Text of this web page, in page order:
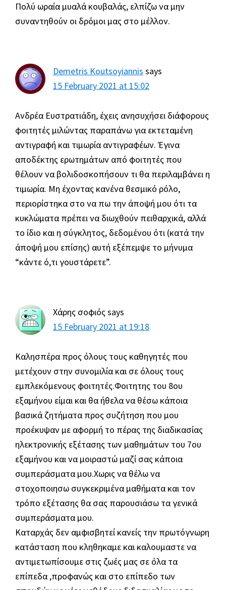
Πολύ ωραία μυαλά κουβαλάς, ελπίζω να μην
συναντηθούν οι δρόμοι μας στο μέλλον.
Demetris Koutsoyiannis says
15 February 2021 at 15:02
Ανδρέα Ευστρατιάδη, έχεις ανησυχήσει διάφορους
φοιτητές μιλώντας παραπάνω για εκτεταμένη
αντιγραφή και τιμωρία αντιγραφέων. Έγινα
αποδέκτης ερωτημάτων από φοιτητές που
θέλουν να βολιδοσκοπήσουν τι θα περιλαμβάνει η
τιμωρία. Μη έχοντας κανένα θεσμικό ρόλο,
περιορίστηκα στο να πω την άποψή μου ότι τα
κυκλώματα πρέπει να διωχθούν πειθαρχικά, αλλά
το ίδιο και η σύγκλητος, δεδομένου ότι (κατά την
άποψή μου επίσης) αυτή εξέπεμψε το μήνυμα
“κάντε ό,τι γουστάρετε”.
Χάρης σοφιόςsays
15 February 2021 at 19:18
Καλησπέρα προς όλους τους καθηγητές που
μετέχουν στην συνομιλία και σε όλους τους
εμπλεκόμενους φοιτητές.Φοιτητης του 8ου
εξαμήνου είμαι και θα ήθελα να θέσω κάποια
βασικά ζητήματα προς συζήτηση που μου
προέκυψαν με αφορμή το πέρας της διαδικασίας
ηλεκτρονικής εξέτασης των μαθημάτων του 7ου
εξαμήνου και να μοιραστώ μαζί σας κάποια
συμπεράσματα μου.Χωρις να θέλω να
στοχοποιησω συγκεκριμένα μαθήματα και τον
τρόπο εξέτασης θα σας παρουσιάσω τα γενικά
συμπεράσματα μου.
Καταρχάς δεν αμφισβητεί κανείς την πρωτόγνωρη
κατάσταση που κληθηκαμε και καλουμαστε να
αντιμετωπίσουμε στις ζωές μας σε όλα τα
επίπεδα ,προφανώς και στο επίπεδο των